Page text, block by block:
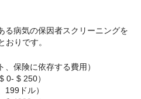
る病気の保因者スクリーニングを
おりです。
、保険に依存する費用）
0- $ 250）
199ドル）